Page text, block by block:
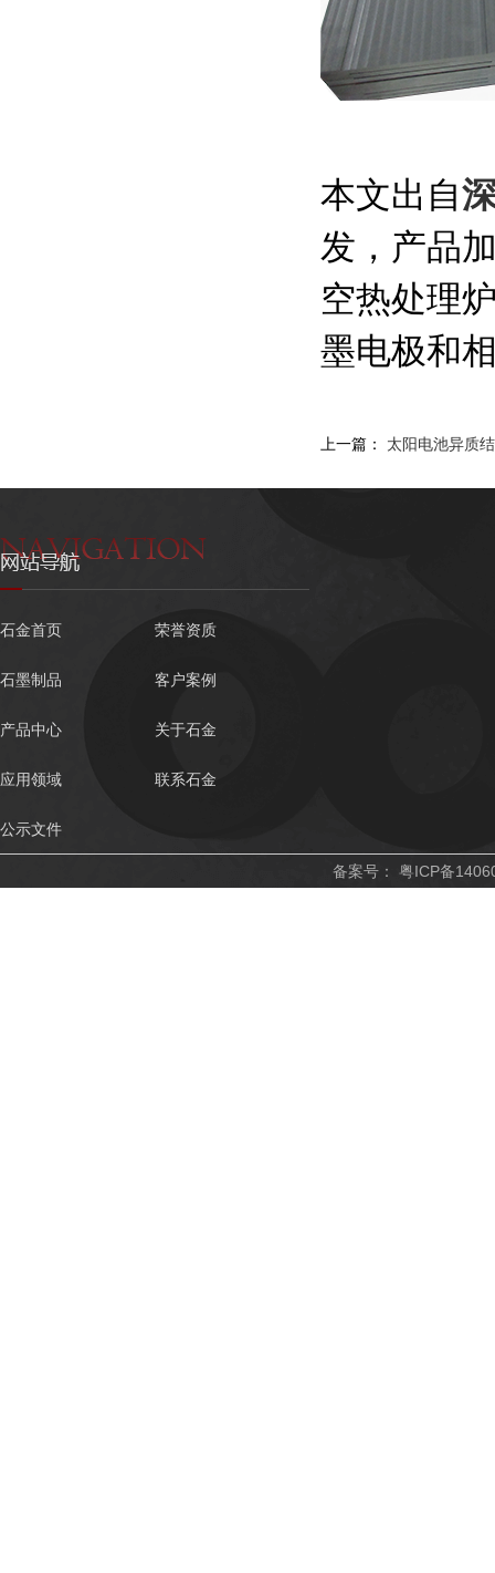
本文出自
发，产品
空热处理
墨电极和
上一篇： 太阳电池异质
石金首页 荣誉资质
石墨制品 客户案例
产品中心 关于石金
应用领域 联系石金
公示文件
备案号： 粤ICP备